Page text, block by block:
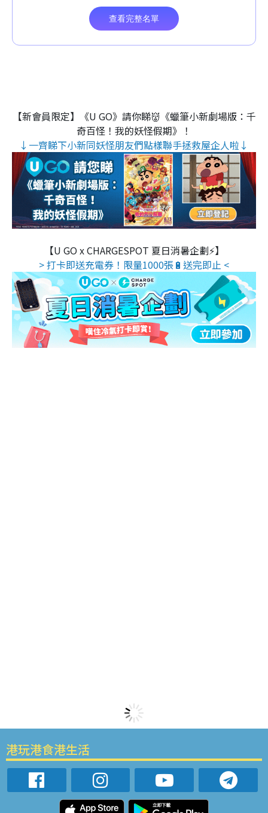
【新會員限定】《U GO》請你睇👹《蠟筆小新劇場版：千
奇百怪！我的妖怪假期》！
↓一齊睇下小新同妖怪朋友們點樣聯手拯救屋企人啦↓
【U GO x CHARGESPOT 夏日消暑企劃⚡】
> 打卡即送充電券！限量1000張🔋送完即止 <
港玩港食港生活